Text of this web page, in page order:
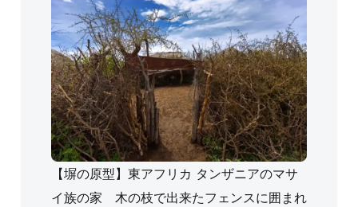
【塀の原型】東アフリカ タンザニアのマサ
イ族の家 木の枝で出来たフェンスに囲まれ